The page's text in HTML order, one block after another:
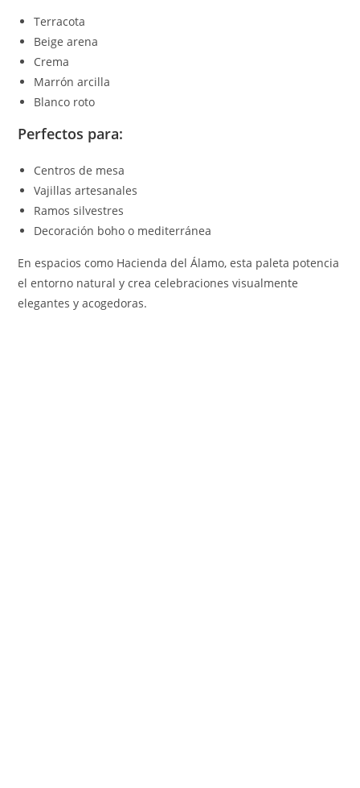
Terracota
Beige arena
Crema
Marrón arcilla
Blanco roto
Perfectos para:
Centros de mesa
Vajillas artesanales
Ramos silvestres
Decoración boho o mediterránea
En espacios como Hacienda del Álamo, esta paleta potencia
el entorno natural y crea celebraciones visualmente
elegantes y acogedoras.